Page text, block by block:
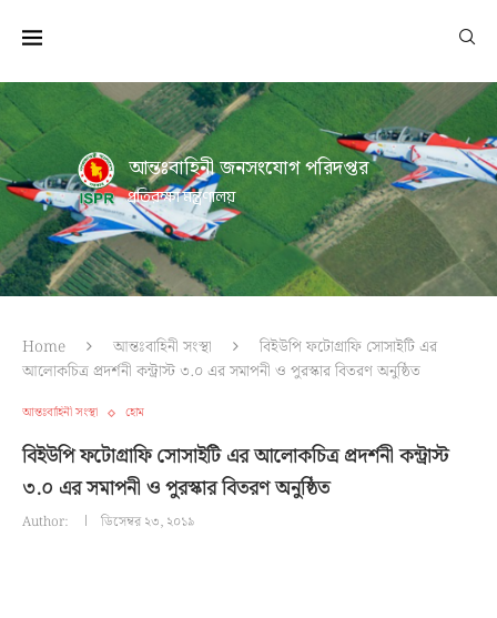
আন্তঃবাহিনী জনসংযোগ পরিদপ্তর
প্রতিরক্ষা মন্ত্রণালয়
Home আন্তঃবাহিনী সংস্থা
বিইউপি ফটোগ্রাফি সোসাইটি এর
আলোকচিত্র প্রদর্শনী কন্ট্রাস্ট ৩.০ এর সমাপনী ও পুরস্কার বিতরণ অনুষ্ঠিত
আন্তঃবাহিনী সংস্থা হোম
বিইউপি ফটোগ্রাফি সোসাইটি এর আলোকচিত্র প্রদর্শনী কন্ট্রাস্ট
৩.০ এর সমাপনী ও পুরস্কার বিতরণ অনুষ্ঠিত
Author: ডিসেম্বর ২৩, ২০১৯